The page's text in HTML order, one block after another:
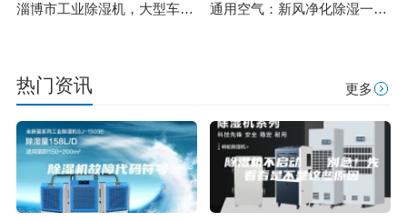
淄博市工业除湿机，大型车间地下室抽湿机 配电房仓库除湿器 通用空气：新风净化除湿一体机将成为舒适居家新标配
热门资讯 更多